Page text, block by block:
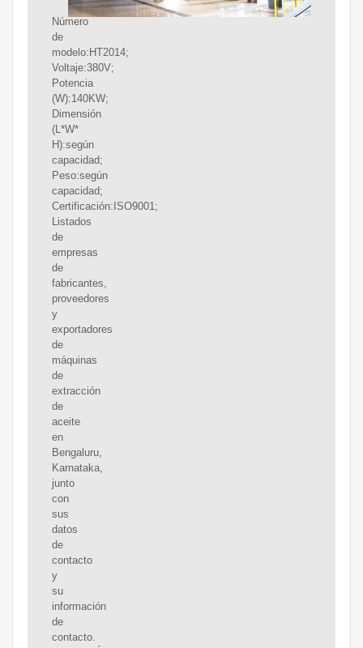
Número
de
modelo:HT2014;
Voltaje:380V;
Potencia
(W):140KW;
Dimensión
(L*W*
H):según
capacidad;
Peso:según
capacidad;
Certificación:ISO9001;
Listados
de
empresas
de
fabricantes,
proveedores
y
exportadores
de
máquinas
de
extracción
de
aceite
en
Bengaluru,
Karnataka,
junto
con
sus
datos
de
contacto
y
su
información
de
contacto.